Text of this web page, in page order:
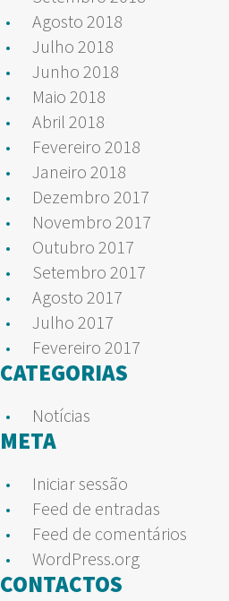
Agosto 2018
Julho 2018
Junho 2018
Maio 2018
Abril 2018
Fevereiro 2018
Janeiro 2018
Dezembro 2017
Novembro 2017
Outubro 2017
Setembro 2017
Agosto 2017
Julho 2017
Fevereiro 2017
CATEGORIAS
Notícias
META
Iniciar sessão
Feed de entradas
Feed de comentários
WordPress.org
CONTACTOS